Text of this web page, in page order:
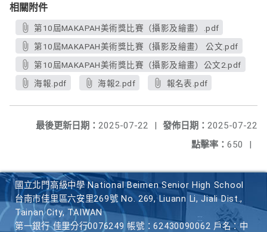
相關附件
第10屆MAKAPAH美術獎比賽（攝影及繪畫）.pdf
第10屆MAKAPAH美術獎比賽（攝影及繪畫） 公文.pdf
第10屆MAKAPAH美術獎比賽（攝影及繪畫）公文2.pdf
海報.pdf
海報2.pdf 報名表.pdf
發佈日期： 2025-07-22
最後更新日期： 2025-07-22
|
點擊率： 650 |
國立北門高級中學 National Beimen Senior High School
台南市佳里區六安里269號 No. 269, Liuann Li, Jiali Dist.,
Tainan City, TAIWAN
第一銀行 佳里分行0076249 帳號：62430090062 戶名：中